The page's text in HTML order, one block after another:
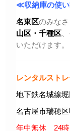
≪収納庫の使
名東区のみなさ
山区・千種区
いただけます。
レンタルスト
地下鉄名城線
名古屋市瑞穂
年中無休 24時